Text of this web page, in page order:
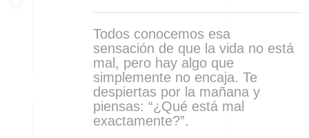
Todos conocemos esa
sensación de que la vida no está
mal, pero hay algo que
simplemente no encaja. Te
despiertas por la mañana y
piensas: “¿Qué está mal
exactamente?”.